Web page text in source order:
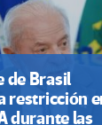
de Brasil
restricción
durante las